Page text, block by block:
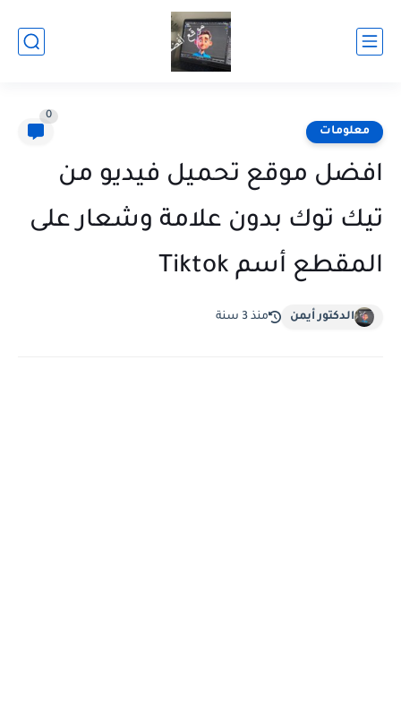
معلومات
0
افضل موقع تحميل فيديو من
تيك توك بدون علامة وشعار على
المقطع أسم Tiktok
الدكتور أيمن منذ 3 سنة